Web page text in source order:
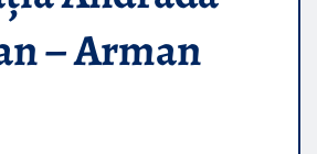
– Arman